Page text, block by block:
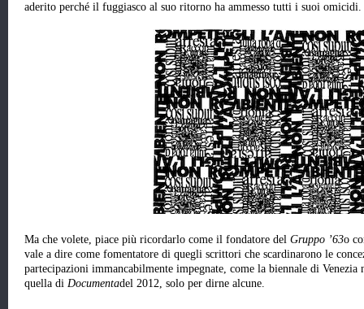
aderito perché il fuggiasco al suo ritorno ha ammesso tutti i suoi omicidi.
Ma che volete, piace più ricordarlo come il fondatore del Gruppo ’63o
vale a dire come fomentatore di quegli scrittori che scardinarono le
partecipazioni immancabilmente impegnate, come la biennale di Venezia
quella di Documentadel 2012, solo per dirne alcune.